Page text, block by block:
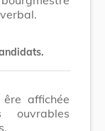
affichée